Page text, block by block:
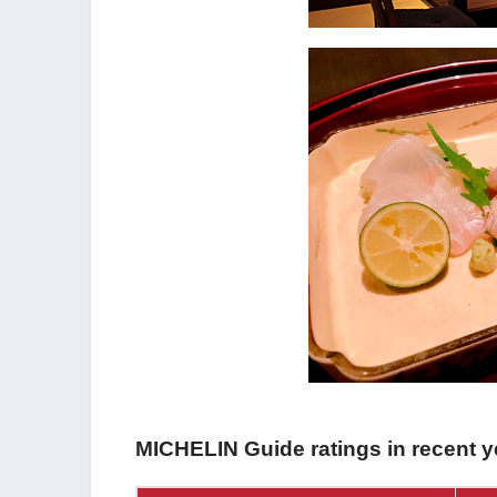
MICHELIN Guide ratings in recent